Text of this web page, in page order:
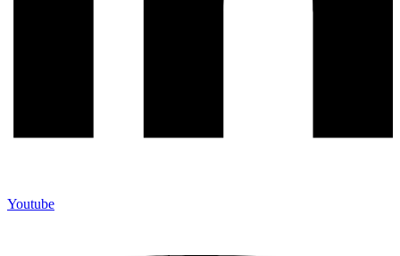
Youtube